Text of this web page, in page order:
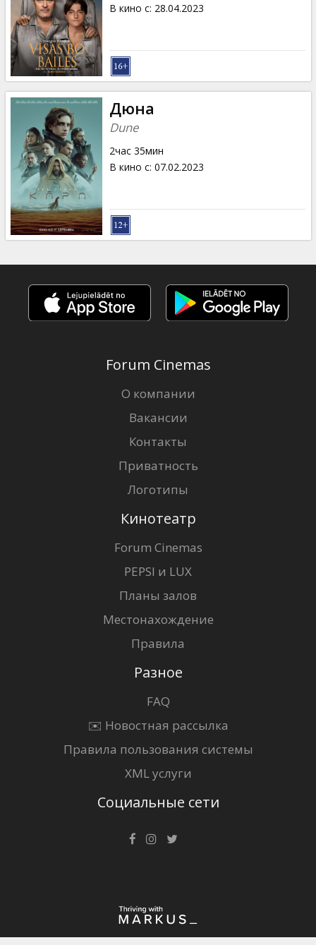
В кино с: 28.04.2023
Дюна
Dune
2час 35мин
В кино с: 07.02.2023
Forum Cinemas
О компании
Вакансии
Контакты
Приватность
Логотипы
Кинотеатр
Forum Cinemas
PEPSI и LUX
Планы залов
Местонахождение
Правила
Разное
FAQ
✉️ Новостная рассылка
Правила пользования системы
XML услуги
Социальные сети